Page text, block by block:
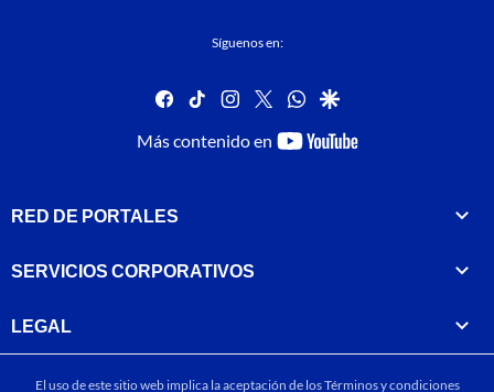
Síguenos en:
facebook
tiktok instagram
twitterwhatsapp
google
Más contenido en
youtube-
RED DE PORTALES
SERVICIOS CORPORATIVOS
LEGAL
El uso de este sitio web implica la aceptación de losTérminos y condiciones